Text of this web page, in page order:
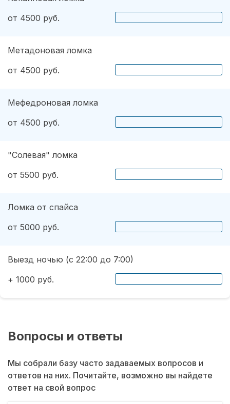
от 4500 руб.
Метадоновая ломка
от 4500 руб.
Мефедроновая ломка
от 4500 руб.
"Солевая" ломка
от 5500 руб.
Ломка от спайса
от 5000 руб.
Выезд ночью (с 22:00 до 7:00)
+ 1000 руб.
Вопросы и ответы
Мы собрали базу часто задаваемых вопросов и
ответов на них. Почитайте, возможно вы найдете
ответ на свой вопрос